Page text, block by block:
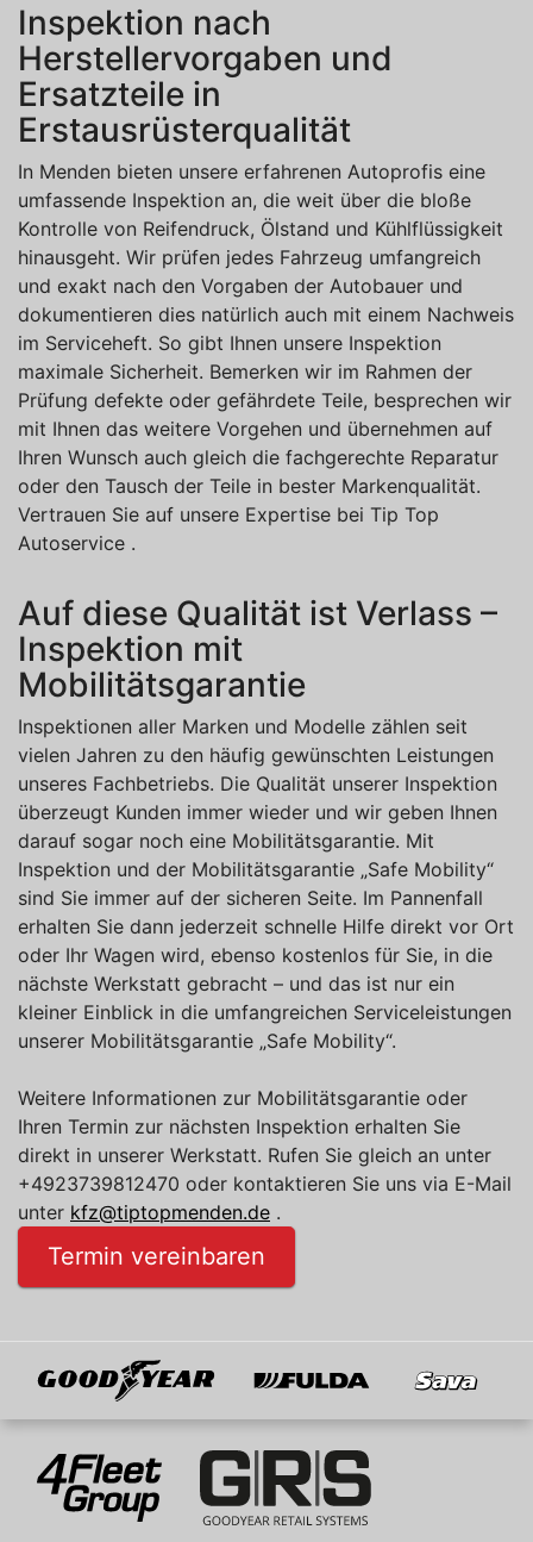
Inspektion nach
Herstellervorgaben und
Ersatzteile in
Erstausrüsterqualität
In Menden bieten unsere erfahrenen Autoprofis eine
umfassende Inspektion an, die weit über die bloße
Kontrolle von Reifendruck, Ölstand und Kühlflüssigkeit
hinausgeht. Wir prüfen jedes Fahrzeug umfangreich
und exakt nach den Vorgaben der Autobauer und
dokumentieren dies natürlich auch mit einem Nachweis
im Serviceheft. So gibt Ihnen unsere Inspektion
maximale Sicherheit. Bemerken wir im Rahmen der
Prüfung defekte oder gefährdete Teile, besprechen wir
mit Ihnen das weitere Vorgehen und übernehmen auf
Ihren Wunsch auch gleich die fachgerechte Reparatur
oder den Tausch der Teile in bester Markenqualität.
Vertrauen Sie auf unsere Expertise bei Tip Top
Autoservice .
Auf diese Qualität ist Verlass –
Inspektion mit
Mobilitätsgarantie
Inspektionen aller Marken und Modelle zählen seit
vielen Jahren zu den häufig gewünschten Leistungen
unseres Fachbetriebs. Die Qualität unserer Inspektion
überzeugt Kunden immer wieder und wir geben Ihnen
darauf sogar noch eine Mobilitätsgarantie. Mit
Inspektion und der Mobilitätsgarantie „Safe Mobility“
sind Sie immer auf der sicheren Seite. Im Pannenfall
erhalten Sie dann jederzeit schnelle Hilfe direkt vor Ort
oder Ihr Wagen wird, ebenso kostenlos für Sie, in die
nächste Werkstatt gebracht – und das ist nur ein
kleiner Einblick in die umfangreichen Serviceleistungen
unserer Mobilitätsgarantie „Safe Mobility“.
Weitere Informationen zur Mobilitätsgarantie oder
Ihren Termin zur nächsten Inspektion erhalten Sie
direkt in unserer Werkstatt. Rufen Sie gleich an unter
+4923739812470 oder kontaktieren Sie uns via E-Mail
unter kfz@tiptopmenden.de .
Termin vereinbaren
Mitglied von
4Fleet Group GRS